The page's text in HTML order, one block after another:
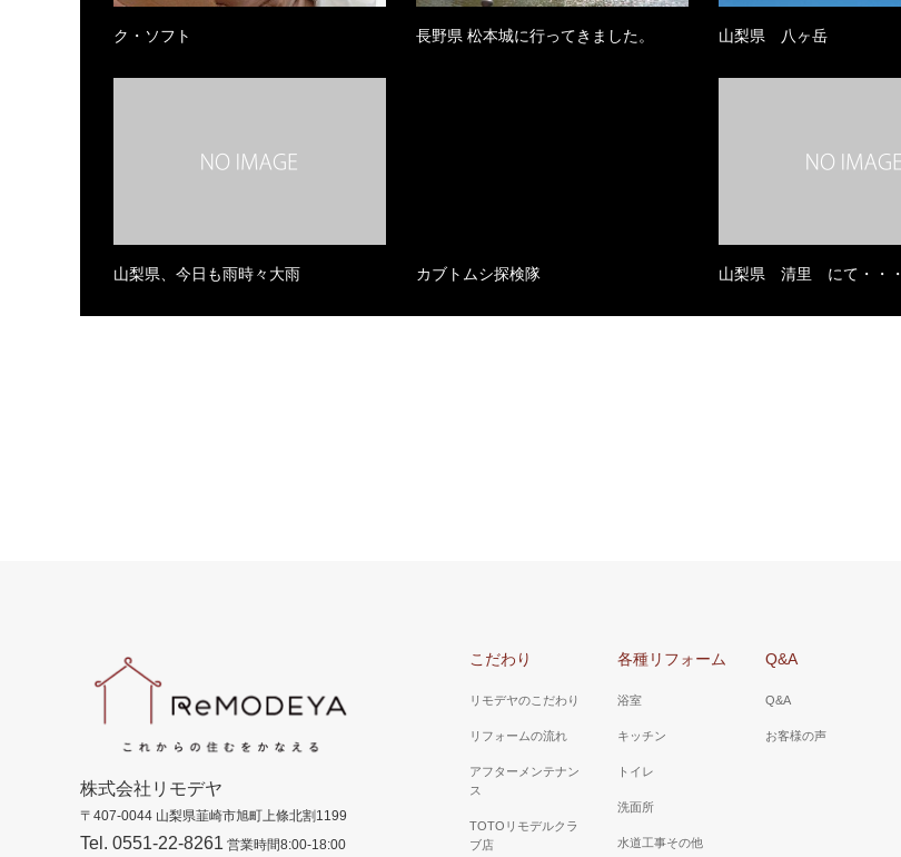
ク・ソフト 長野県 松本城に行ってきました。 山梨県 八ヶ岳
山梨県、今日も雨時々大雨 カブトムシ探検隊 山梨県 清里 にて・・・
こだわり
リモデヤのこだわり
リフォームの流れ
アフターメンテナン
ス
TOTOリモデルクラ
ブ店
各種リフォーム
浴室
キッチン
トイレ
洗面所
水道工事その他
Q&A
Q&A
お客様の声
株式会社リモデヤ
〒407-0044 山梨県韮崎市旭町上條北割1199
Tel. 0551-22-8261 営業時間8:00-18:00